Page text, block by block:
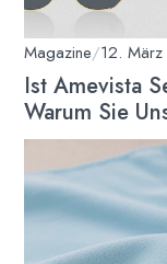
Magazine/12.
Ist Amevista
Warum Sie